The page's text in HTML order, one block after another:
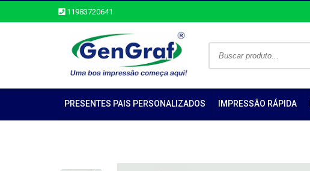
11983720641
PRESENTES PAIS PERSONALIZADOS IMPRESSÃO RÁPIDA